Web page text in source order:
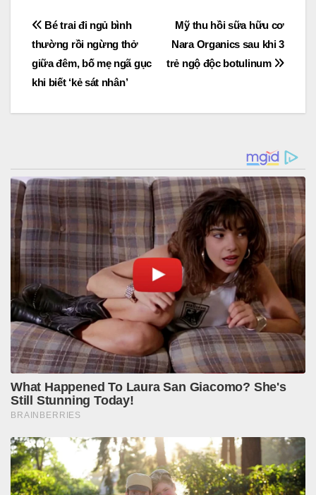
Post
navigation
Mỹ thu hồi sữa hữu cơ
Nara Organics sau khi 3
trẻ ngộ độc botulinum
Bé trai đi ngủ bình
thường rồi ngừng thở
giữa đêm, bố mẹ ngã gục
khi biết ‘kẻ sát nhân’